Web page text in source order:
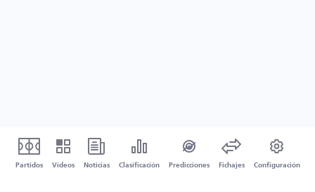
Partidos Vídeos Noticias Clasificación Predicciones Fichajes Configuración